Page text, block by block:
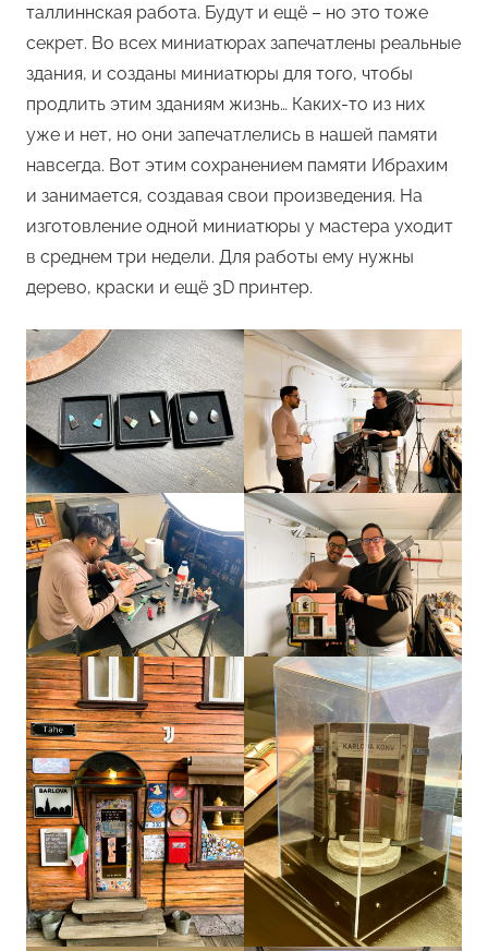
таллиннская работа. Будут и ещё – но это тоже
секрет. Во всех миниатюрах запечатлены реальные
здания, и созданы миниатюры для того, чтобы
продлить этим зданиям жизнь… Каких-то из них
уже и нет, но они запечатлелись в нашей памяти
навсегда. Вот этим сохранением памяти Ибрахим
и занимается, создавая свои произведения. На
изготовление одной миниатюры у мастера уходит
в среднем три недели. Для работы ему нужны
дерево, краски и ещё 3D принтер.